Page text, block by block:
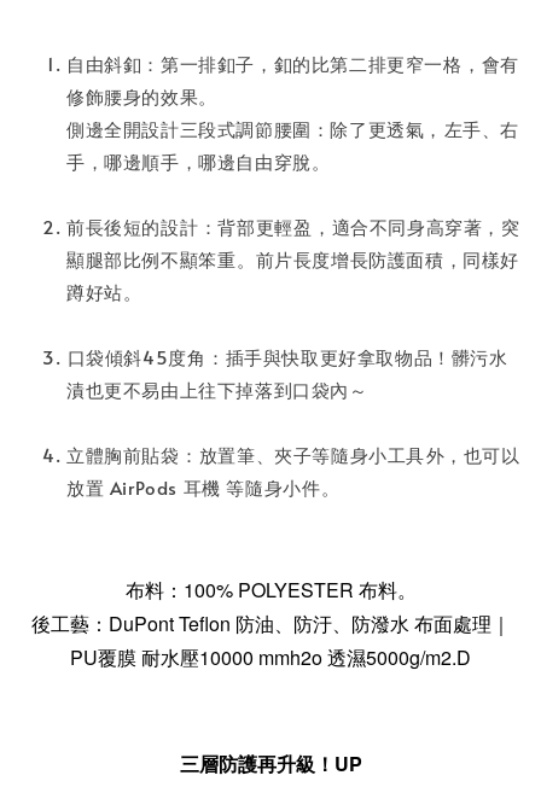
自由斜釦：第一排釦子，釦的比第二排更窄一格，⁣會有
修飾腰身的效果。
側邊全開設計三段式調節腰圍：除了更透氣，⁣左手、右
手，哪邊順手，哪邊自由穿脫。
前長後短的設計⁣：背部更輕盈⁣，適合不同身高穿著，突
顯腿部比例不顯笨重⁣。前片長度增長防護面積，同樣好
蹲好站⁣。
⁣口袋傾斜45度角⁣：插手與快取更好拿取物品！髒污水
漬也更不易由上往下掉落到口袋內～⁣
立體胸前貼袋⁣：放置筆、夾子等隨身小工具⁣外，也可以
放置 AirPods 耳機 等隨身小件⁣。
布料：100% POLYESTER 布料。
後工藝：DuPont Teflon 防油、防汙、防潑水 布面處理｜
PU覆膜 耐水壓10000 mmh2o 透濕5000g/m2.D
三層防護再升級！UP